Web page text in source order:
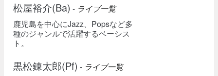
松屋裕介(Ba) - ライブ一覧
鹿児島を中心にJazz、Popsなど多
種のジャンルで活躍するベーシス
ト。
黒松錬太郎(Pf) - ライブ一覧